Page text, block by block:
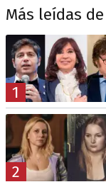
Más leídas
1
2